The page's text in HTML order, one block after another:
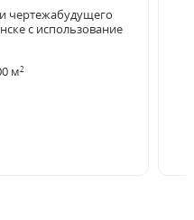
чертежабудущего
с использование
м2